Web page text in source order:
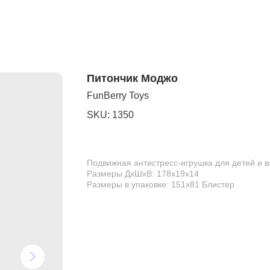
Питончик Моджо
FunBerry Toys
SKU: 1350
Подвижная антистресс-игрушка для детей и
Размеры ДхШхВ: 178х19х14
Размеры в упаковке: 151х81 Блистер